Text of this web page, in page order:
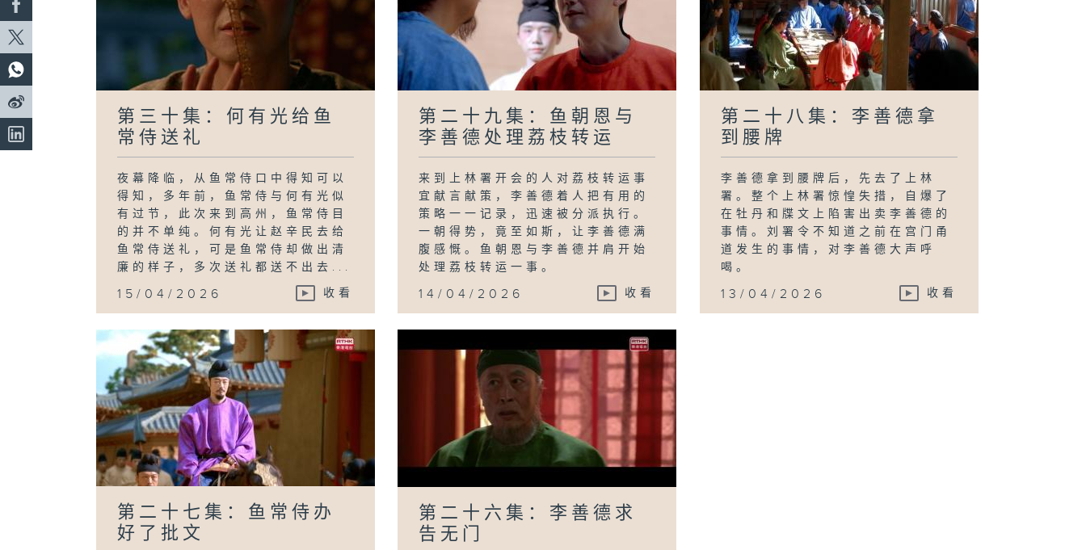
第三十集：何有光给鱼
常侍送礼
夜幕降临，从鱼常侍口中得知可以
得知，多年前，鱼常侍与何有光似
有过节，此次来到高州，鱼常侍目
的并不单纯。何有光让赵辛民去给
鱼常侍送礼，可是鱼常侍却做出清
廉的样子，多次送礼都送不出去...
15/04/2026 收看
第二十九集：鱼朝恩与
李善德处理荔枝转运
来到上林署开会的人对荔枝转运事
宜献言献策，李善德着人把有用的
策略一一记录，迅速被分派执行。
一朝得势，竟至如斯，让李善德满
腹感慨。鱼朝恩与李善德并肩开始
处理荔枝转运一事。
14/04/2026 收看
第二十八集：李善德拿
到腰牌
李善德拿到腰牌后，先去了上林
署。整个上林署惊惶失措，自爆了
在牡丹和牒文上陷害出卖李善德的
事情。刘署令不知道之前在宫门甬
道发生的事情，对李善德大声呼
喝。
13/04/2026 收看
第二十七集：鱼常侍办
好了批文
第二十六集：李善德求
告无门